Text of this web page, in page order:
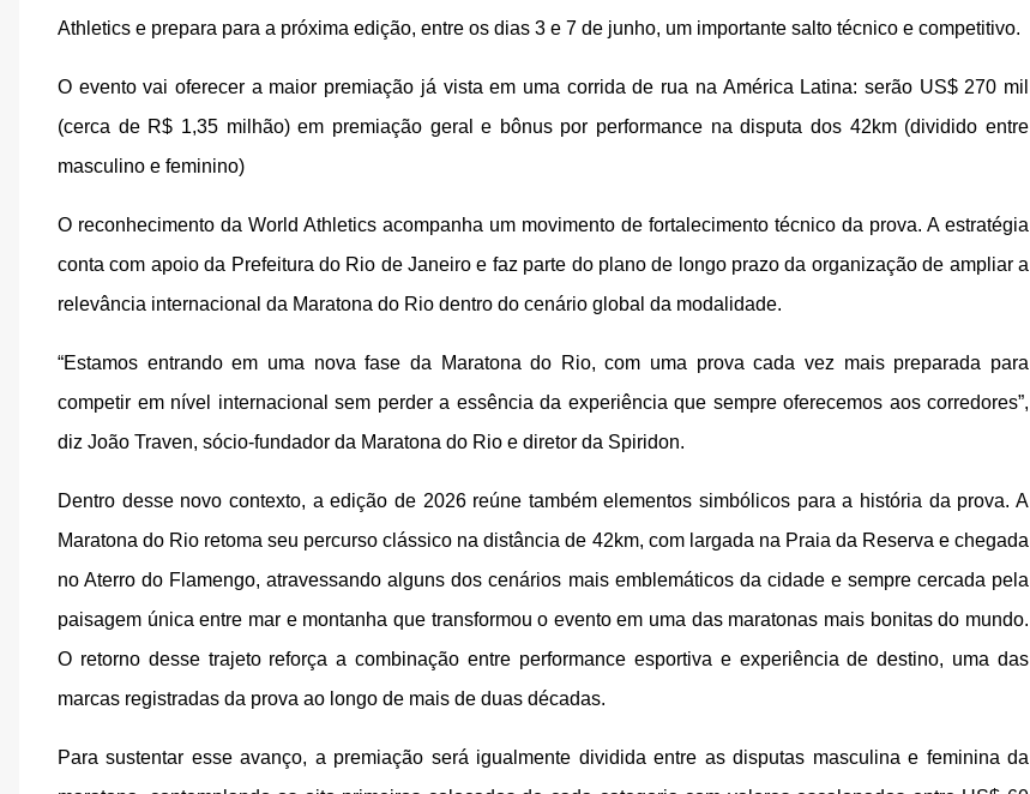
Athletics e prepara para a próxima edição, entre os dias 3 e 7 de junho, um importante salto técnico e competitivo.
O evento vai oferecer a maior premiação já vista em uma corrida de rua na América Latina: serão US$ 270 mil
(cerca de R$ 1,35 milhão) em premiação geral e bônus por performance na disputa dos 42km (dividido entre
masculino e feminino)
O reconhecimento da World Athletics acompanha um movimento de fortalecimento técnico da prova. A estratégia
conta com apoio da Prefeitura do Rio de Janeiro e faz parte do plano de longo prazo da organização de ampliar a
relevância internacional da Maratona do Rio dentro do cenário global da modalidade.
“Estamos entrando em uma nova fase da Maratona do Rio, com uma prova cada vez mais preparada para
competir em nível internacional sem perder a essência da experiência que sempre oferecemos aos corredores”,
diz João Traven, sócio-fundador da Maratona do Rio e diretor da Spiridon.
Dentro desse novo contexto, a edição de 2026 reúne também elementos simbólicos para a história da prova. A
Maratona do Rio retoma seu percurso clássico na distância de 42km, com largada na Praia da Reserva e chegada
no Aterro do Flamengo, atravessando alguns dos cenários mais emblemáticos da cidade e sempre cercada pela
paisagem única entre mar e montanha que transformou o evento em uma das maratonas mais bonitas do mundo.
O retorno desse trajeto reforça a combinação entre performance esportiva e experiência de destino, uma das
marcas registradas da prova ao longo de mais de duas décadas.
Para sustentar esse avanço, a premiação será igualmente dividida entre as disputas masculina e feminina da